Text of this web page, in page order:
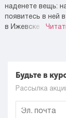
наденете вещь:
появитесь в ней
в Ижевске куча
Будьте в
Рассылка